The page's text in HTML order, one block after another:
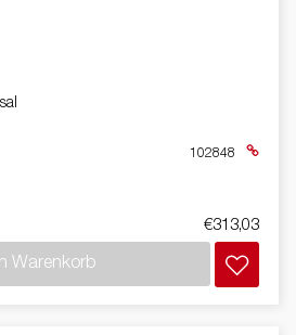
102848
€313,03
Warenkorb